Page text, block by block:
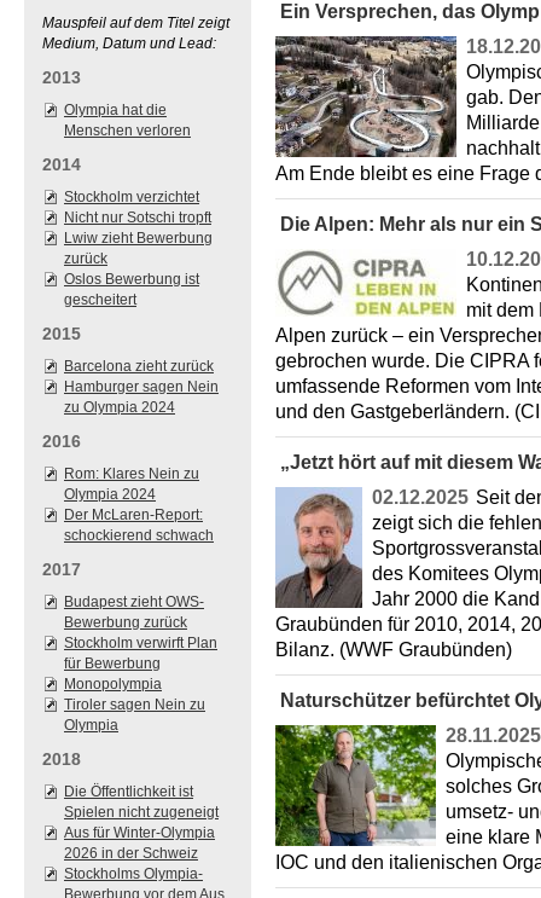
Mauspfeil auf dem Titel zeigt
Medium, Datum und Lead:
2013
Olympia hat die
Menschen verloren
2014
Stockholm verzichtet
Nicht nur Sotschi tropft
Lwiw zieht Bewerbung
zurück
Oslos Bewerbung ist
gescheitert
2015
Barcelona zieht zurück
Hamburger sagen Nein
zu Olympia 2024
2016
Rom: Klares Nein zu
Olympia 2024
Der McLaren-Report:
schockierend schwach
2017
Budapest zieht OWS-
Bewerbung zurück
Stockholm verwirft Plan
für Bewerbung
Monopolympia
Tiroler sagen Nein zu
Olympia
2018
Die Öffentlichkeit ist
Spielen nicht zugeneigt
Aus für Winter-Olympia
2026 in der Schweiz
Stockholms Olympia-
Bewerbung vor dem Aus
Ein Versprechen, das
gab.
Am Ende bleibt es eine
Die Alpen: Mehr als nur ein
mit dem
Alpen zurück – ein
gebrochen wurde. Die CIPRA
umfassende Reformen vom
und den Gastgeberländern.
„Jetzt hört auf mit diesem
02.12.2025 Seit
zeigt sich die
des Komitees
Jahr 2000 die
Graubünden für 2010, 2014,
Bilanz. (WWF Graubünden)
Naturschützer befürchtet
28.11.2025
solches
umsetz-
eine klare
IOC und den italienischen